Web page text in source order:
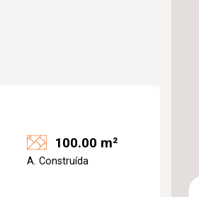
100.00 m²
A. Construída